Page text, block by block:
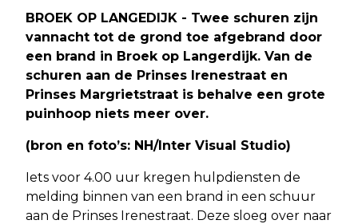
BROEK OP LANGEDIJK - Twee schuren zijn
vannacht tot de grond toe afgebrand door
een brand in Broek op Langerdijk. Van de
schuren aan de Prinses Irenestraat en
Prinses Margrietstraat is behalve een grote
puinhoop niets meer over.
(bron en foto’s: NH/Inter Visual Studio)
Iets voor 4.00 uur kregen hulpdiensten de
melding binnen van een brand in een schuur
aan de Prinses Irenestraat. Deze sloeg over naar